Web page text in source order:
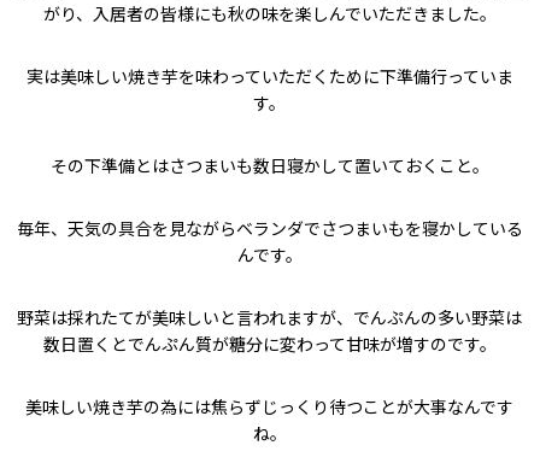
がり、入居者の皆様にも秋の味を楽しんでいただきました。
実は美味しい焼き芋を味わっていただくために下準備行っていま
す。
その下準備とはさつまいも数日寝かして置いておくこと。
毎年、天気の具合を見ながらベランダでさつまいもを寝かしている
んです。
野菜は採れたてが美味しいと言われますが、でんぷんの多い野菜は
数日置くとでんぷん質が糖分に変わって甘味が増すのです。
美味しい焼き芋の為には焦らずじっくり待つことが大事なんです
ね。